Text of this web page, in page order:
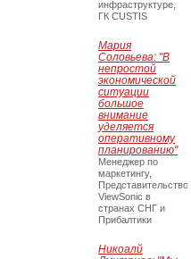
инфраструктуре,
ГК CUSTIS
Мария
Соловьева: "В
непростой
экономической
ситуации
большое
внимание
уделяется
оперативному
планированию"
Менеджер по
маркетингу,
Представительство
ViewSonic в
странах СНГ и
Прибалтики
Никоалй